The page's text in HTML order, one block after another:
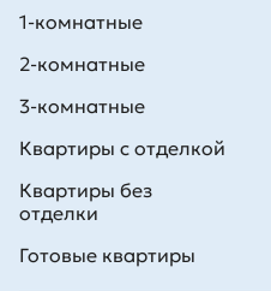
1-комнатные
2-комнатные
3-комнатные
Квартиры с отделкой
Квартиры без
отделки
Готовые квартиры